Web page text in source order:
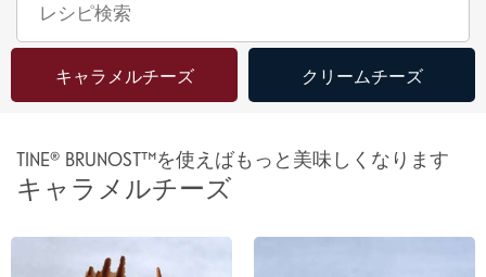
キャラメルチーズ クリームチーズ
TINE® BRUNOST™を使えばもっと美味しくなります
キャラメルチーズ